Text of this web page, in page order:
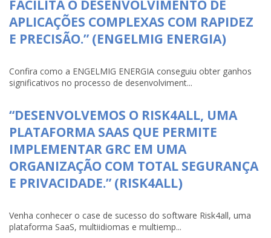
FACILITA O DESENVOLVIMENTO DE
APLICAÇÕES COMPLEXAS COM RAPIDEZ
E PRECISÃO.” (ENGELMIG ENERGIA)
Confira como a ENGELMIG ENERGIA conseguiu obter ganhos
significativos no processo de desenvolviment...
“DESENVOLVEMOS O RISK4ALL, UMA
PLATAFORMA SAAS QUE PERMITE
IMPLEMENTAR GRC EM UMA
ORGANIZAÇÃO COM TOTAL SEGURANÇA
E PRIVACIDADE.” (RISK4ALL)
Venha conhecer o case de sucesso do software Risk4all, uma
plataforma SaaS, multiidiomas e multiemp...